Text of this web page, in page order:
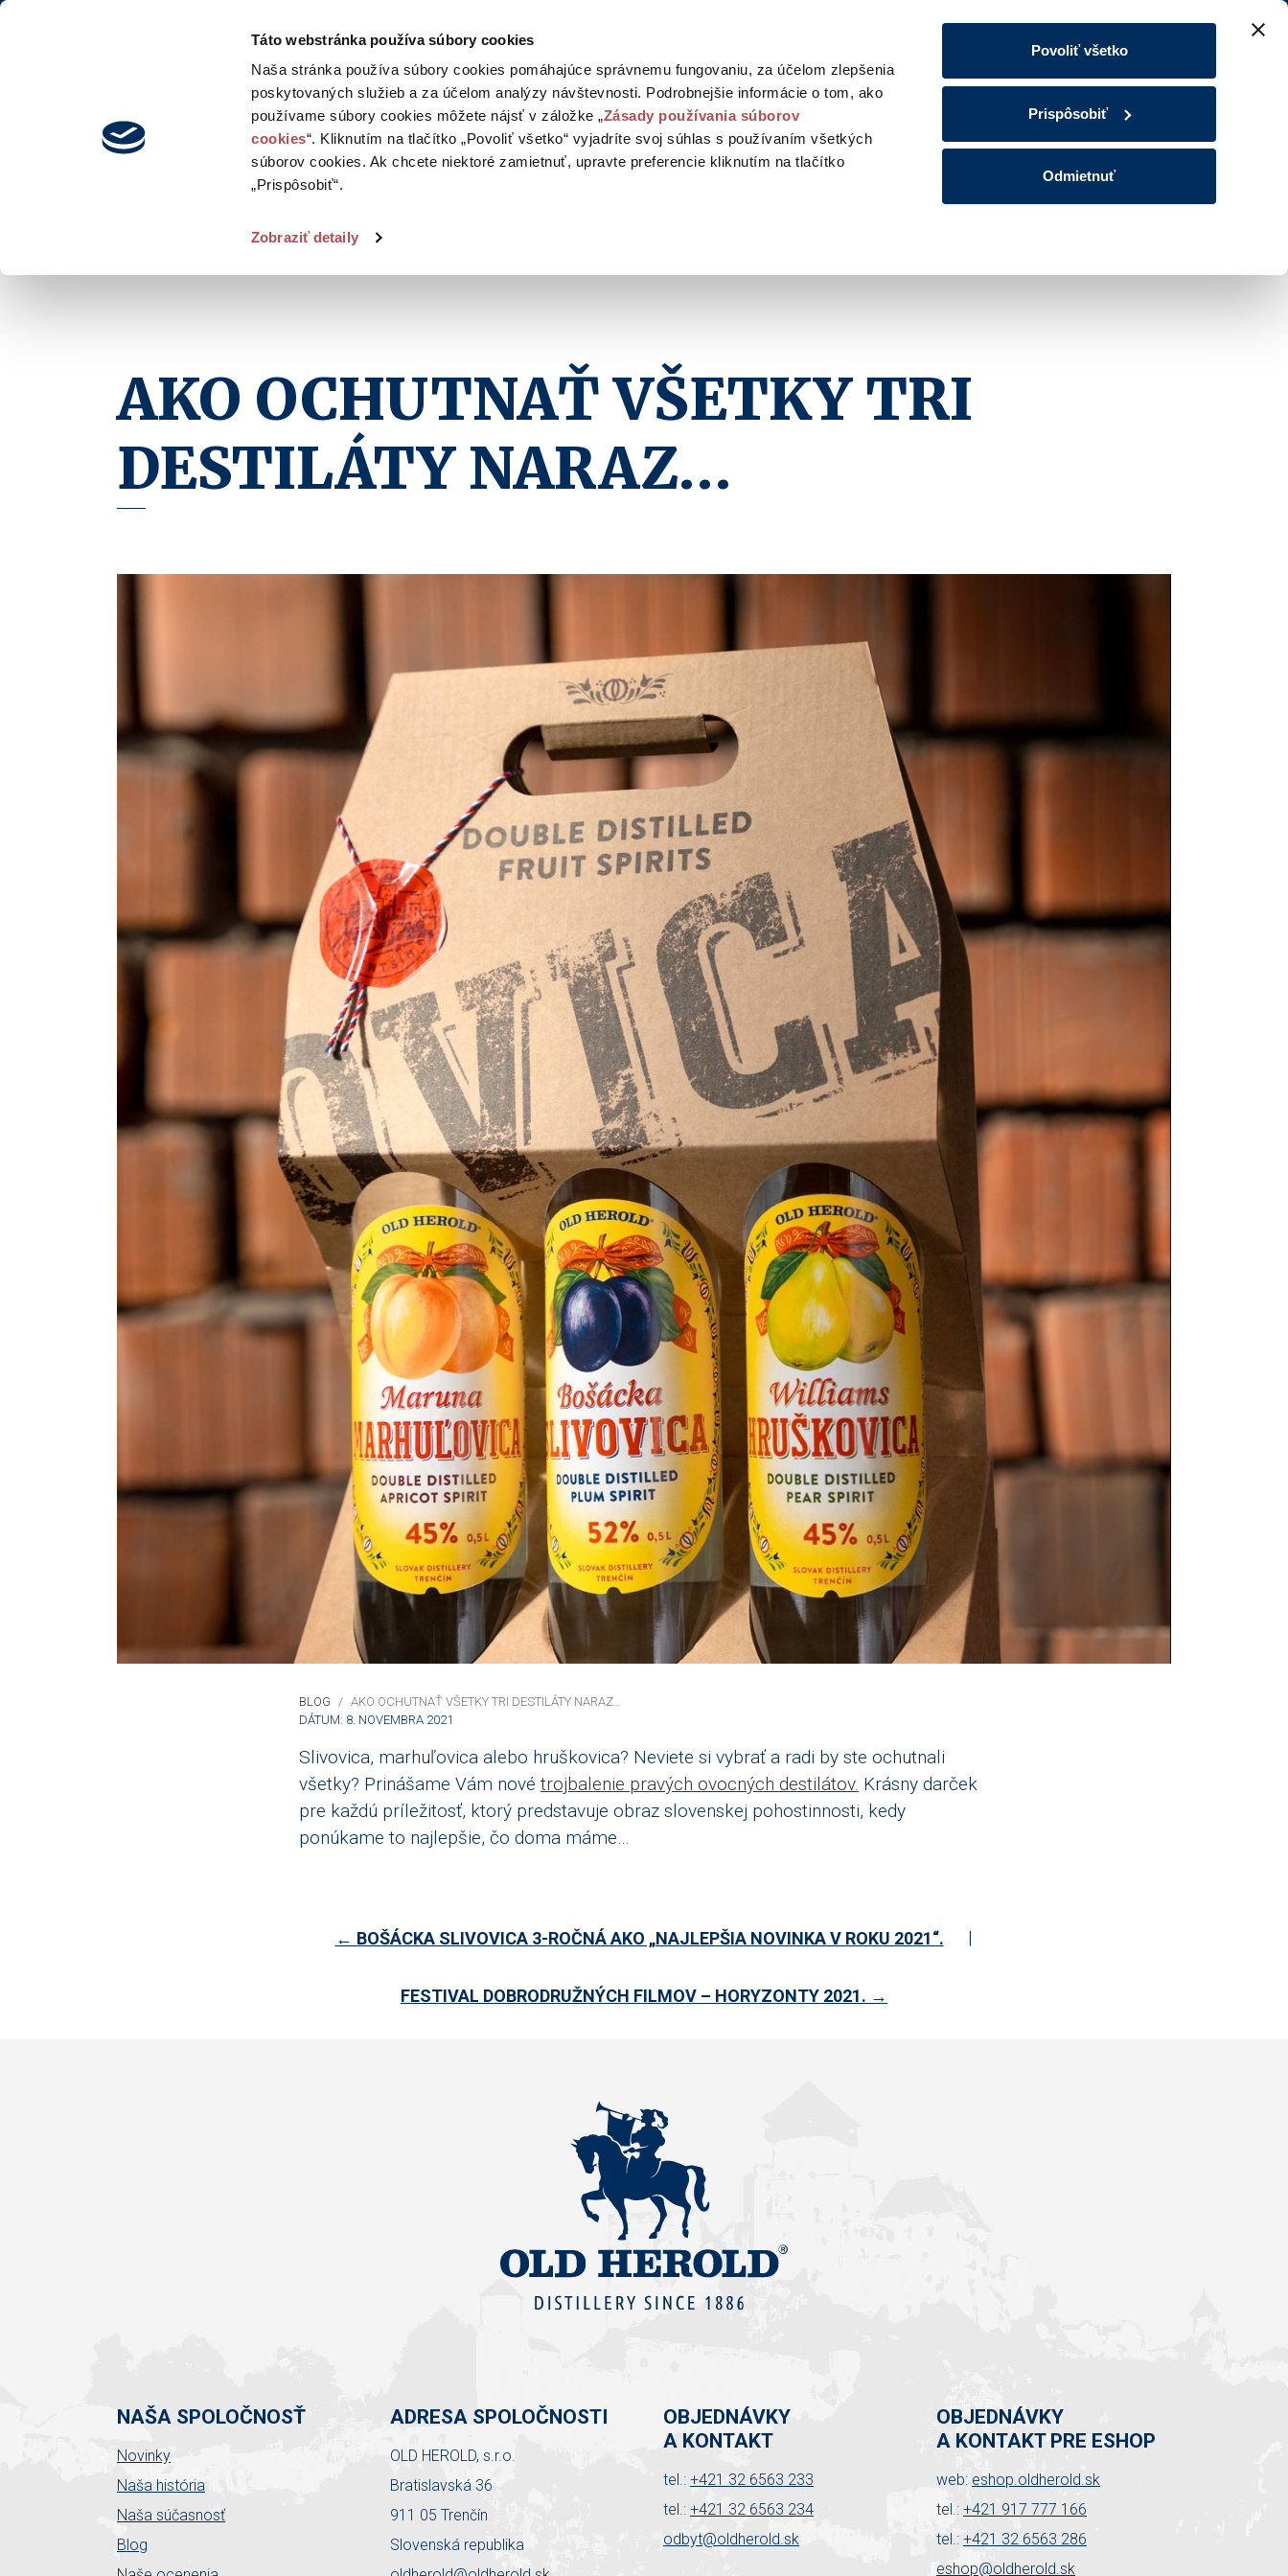
Táto webstránka používa súbory cookies
Naša stránka používa súbory cookies pomáhajúce správnemu fungovaniu, za účelom zlepšenia
poskytovaných služieb a za účelom analýzy návštevnosti. Podrobnejšie informácie o tom, ako
používame súbory cookies môžete nájsť v záložke „Zásady používania súborov
cookies“. Kliknutím na tlačítko „Povoliť všetko“ vyjadríte svoj súhlas s používaním všetkých
súborov cookies. Ak chcete niektoré zamietnuť, upravte preferencie kliknutím na tlačítko
„Prispôsobiť“.
Zobraziť detaily
Povoliť všetko
Prispôsobiť
Odmietnuť
Blog
AKO OCHUTNAŤ VŠETKY TRI
DESTILÁTY NARAZ…
BLOG
AKO OCHUTNAŤ VŠETKY TRI DESTILÁTY NARAZ…
DÁTUM: 8. NOVEMBRA 2021
Slivovica, marhuľovica alebo hruškovica? Neviete si vybrať a radi by ste ochutnali
všetky? Prinášame Vám nové trojbalenie pravých ovocných destilátov. Krásny darček
pre každú príležitosť, ktorý predstavuje obraz slovenskej pohostinnosti, kedy
ponúkame to najlepšie, čo doma máme…
← BOŠÁCKA SLIVOVICA 3-ROČNÁ AKO „NAJLEPŠIA NOVINKA V ROKU 2021“. |
FESTIVAL DOBRODRUŽNÝCH FILMOV – HORYZONTY 2021. →
NAŠA SPOLOČNOSŤ
Novinky
Naša história
Naša súčasnosť
Blog
ADRESA SPOLOČNOSTI
OLD HEROLD, s.r.o.
Bratislavská 36
911 05 Trenčín
Slovenská republika
OBJEDNÁVKY
A KONTAKT
tel.: +421 32 6563 233
tel.: +421 32 6563 234
odbyt@oldherold.sk
OBJEDNÁVKY
A KONTAKT PRE ESHOP
web: eshop.oldherold.sk
tel.: +421 917 777 166
tel.: +421 32 6563 286
eshop@oldherold.sk